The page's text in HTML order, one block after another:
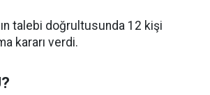
talebi doğrultusunda 12 kişi
kararı verdi.